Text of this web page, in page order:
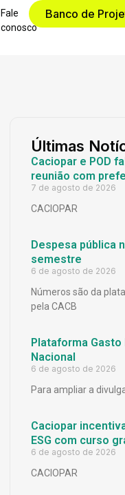
Fale
conosco
Banco de
Últimas
Caciopar e POD
reunião com
7 de agosto de 2026
CACIOPAR
Despesa pública
semestre
6 de agosto de 2026
Números são da
pela CACB
Plataforma
Nacional
6 de agosto de 2026
Para ampliar a
Caciopar
ESG com curso
6 de agosto de 2026
CACIOPAR